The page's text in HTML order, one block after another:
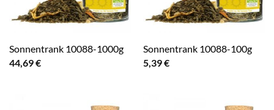
Sonnentrank 10088-1000g
44,69€
Sonnentrank 10088-100g
5,39€